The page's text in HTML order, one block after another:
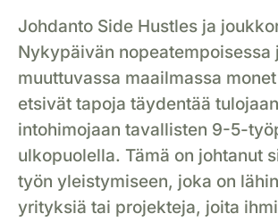
Johdanto Side Hustles ja
Nykypäivän nopeatempoisessa
muuttuvassa maailmassa
etsivät tapoja täydentää
intohimojaan tavallisten 9-5-
ulkopuolella. Tämä on johtanut
työn yleistymiseen, joka on
yrityksiä tai projekteja, joita